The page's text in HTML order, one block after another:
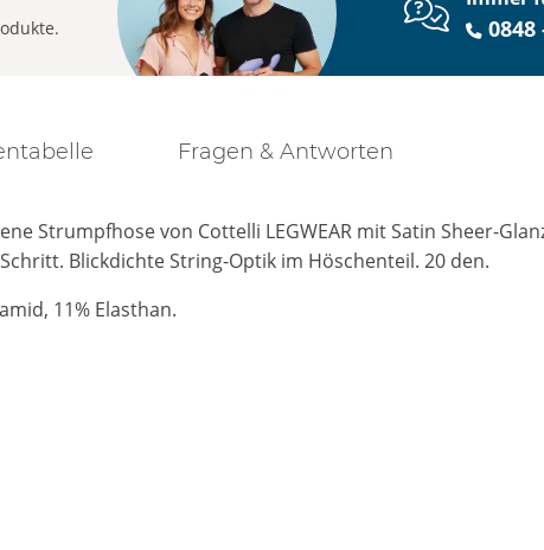
0848
Fragen & Antworten
Strumpfhose von Cottelli LEGWEAR mit Satin Sheer-
Blickdichte String-Optik im Höschenteil. 20 den.
11% Elasthan.